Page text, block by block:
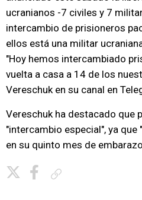
ucranianos -7 civiles y 7
intercambio de prisioneros
ellos está una militar
"Hoy hemos intercambiado
vuelta a casa a 14 de los
Vereschuk en su canal en
Vereschuk ha destacado que
"intercambio especial", ya
en su quinto mes de